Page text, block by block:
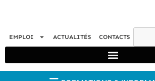
EMPLOI ACTUALITÉS CONTACTS